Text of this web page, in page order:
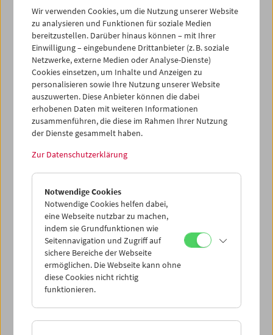
26
28 30
01
02
03 04 05 06 07
iCalender
Programmheft-PDF
English language or subtitles
< Vorherige Woche
Mo 26.7.
Di 27.7.
Mi 28.7.
Do 29.7.
Sa 31.7.
Wir verwenden Cookies, um die Nutzung unserer Website
zu analysieren und Funktionen für soziale Medien
bereitzustellen. Darüber hinaus können – mit Ihrer
Einwilligung – eingebundene Drittanbieter (z. B. soziale
Netzwerke, externe Medien oder Analyse-Dienste)
Cookies einsetzen, um Inhalte und Anzeigen zu
personalisieren sowie Ihre Nutzung unserer Website
auszuwerten. Diese Anbieter können die dabei
erhobenen Daten mit weiteren Informationen
zusammenführen, die diese im Rahmen Ihrer Nutzung
der Dienste gesammelt haben.
Zur Datenschutzerklärung
Notwendige Cookies
Notwendige Cookies helfen dabei,
eine Webseite nutzbar zu machen,
indem sie Grundfunktionen wie
Seitennavigation und Zugriff auf
sichere Bereiche der Webseite
ermöglichen. Die Webseite kann ohne
diese Cookies nicht richtig
funktionieren.